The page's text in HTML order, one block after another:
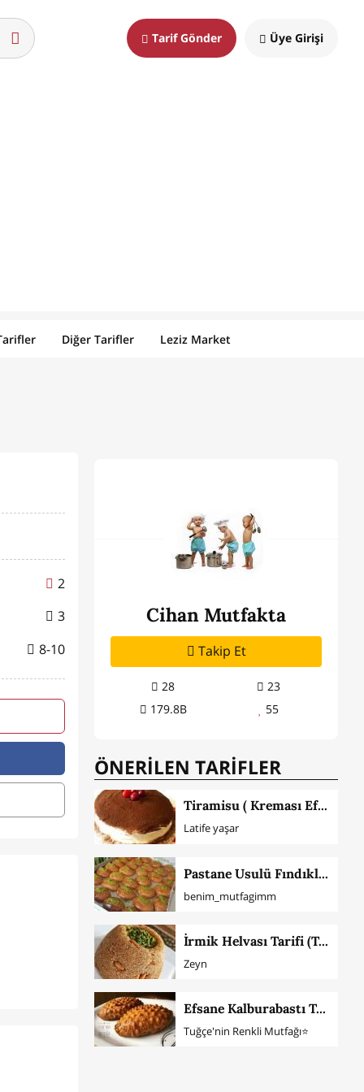
Tarif Gönder Üye Girişi
Diğer Tarifler Leziz Market
2
3
8-10
Cihan Mutfakta
Takip Et
28
23
179.8B
55
ÖNERİLEN TARİFLER
Tiramisu ( Kreması Efsane)
Latife yaşar
Pastane Usulü Fındıklı Şekerpare
benim_mutfagimm
İrmik Helvası Tarifi (Tam Ölçü)
Zeyn
Efsane Kalburabastı Tatlısı
Tuğçe'nin Renkli Mutfağı⭐️